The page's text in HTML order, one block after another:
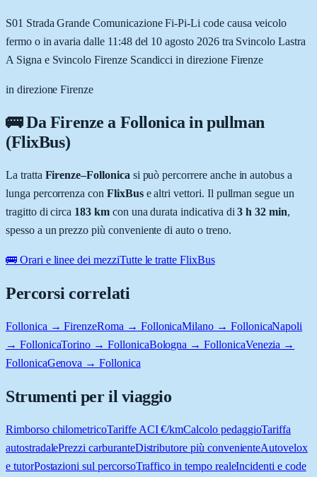
S01 Strada Grande Comunicazione Fi-Pi-Li code causa veicolo
fermo o in avaria dalle 11:48 del 10 agosto 2026 tra Svincolo Lastra
A Signa e Svincolo Firenze Scandicci in direzione Firenze
in direzione Firenze
🚌 DaFirenze a Follonicain pullman
(FlixBus)
La tratta Firenze–Follonica si può percorrere anche in autobus a
lunga percorrenza con FlixBuse altri vettori. Il pullman segue un
tragitto di circa 183 kmcon una durata indicativa di 3 h 32 min,
spesso a un prezzo più conveniente di auto o treno.
🚌 Orari e linee dei mezziTutte le tratte FlixBus
Percorsi correlati
Follonica → FirenzeRoma → FollonicaMilano → FollonicaNapoli
→ FollonicaTorino → FollonicaBologna → FollonicaVenezia →
FollonicaGenova → Follonica
Strumenti per il viaggio
Rimborso chilometricoTariffe ACI €/kmCalcolo pedaggioTariffa
autostradalePrezzi carburanteDistributore più convenienteAutovelox
e tutorPostazioni sul percorsoTraffico in tempo realeIncidenti e code